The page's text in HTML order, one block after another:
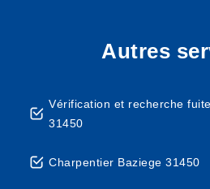
Autres
Vérification et recherche
31450
Charpentier Baziege 31450